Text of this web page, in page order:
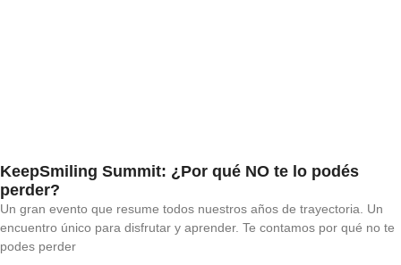
KeepSmiling Summit: ¿Por qué NO te lo podés
perder?
Un gran evento que resume todos nuestros años de trayectoria. Un
encuentro único para disfrutar y aprender. Te contamos por qué no te
podes perder